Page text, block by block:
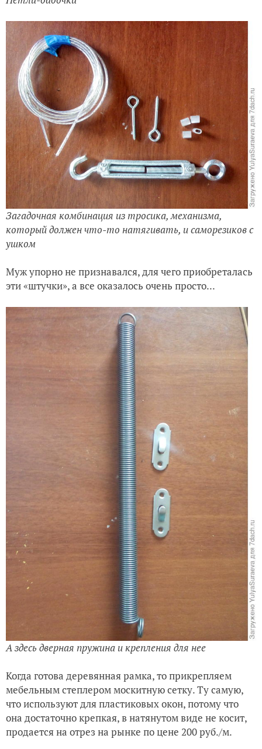
Загадочная комбинация из тросика, механизма,
который должен что-то натягивать, и саморезиков с
ушком
Муж упорно не признавался, для чего приобреталась
эти «штучки», а все оказалось очень просто...
А здесь дверная пружина и крепления для нее
Когда готова деревянная рамка, то прикрепляем
мебельным степлером москитную сетку. Ту самую,
что используют для пластиковых окон, потому что
она достаточно крепкая, в натянутом виде не косит,
продается на отрез на рынке по цене 200 руб./м.